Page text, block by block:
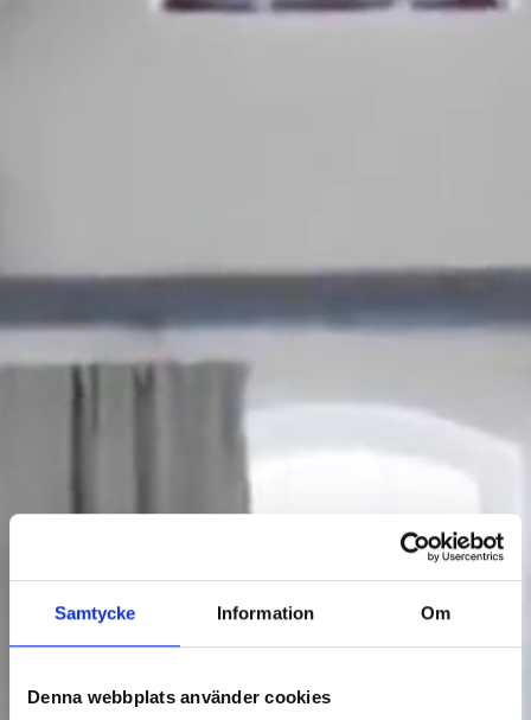
Samtycke Information Om
Denna webbplats använder cookies